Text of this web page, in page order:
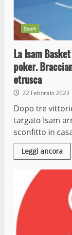
Sport
La Isam
poker.
etrusca
22 Febbraio 2023
Dopo tre
targato Isam
sconfitto in
Leggi ancora